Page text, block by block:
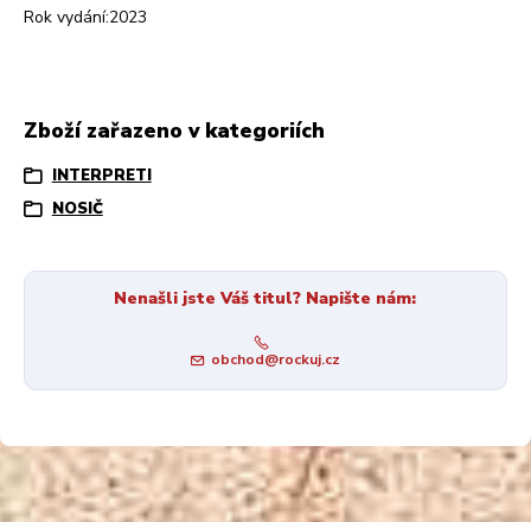
Rok vydání:2023
Zboží zařazeno v kategoriích
INTERPRETI
NOSIČ
Nenašli jste Váš titul? Napište nám:
obchod@rockuj.cz